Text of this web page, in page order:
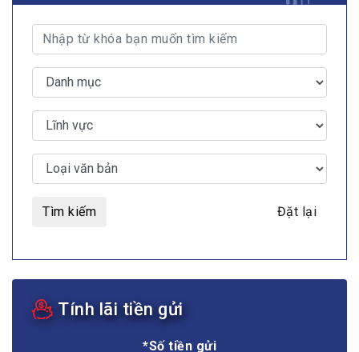
Tìm kiếm Đặt lại
Tính lãi tiền gửi
*Số tiền gửi